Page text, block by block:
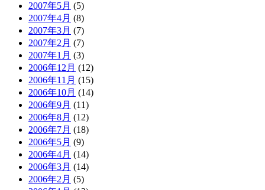
2007年5月 (5)
2007年4月 (8)
2007年3月 (7)
2007年2月 (7)
2007年1月 (3)
2006年12月 (12)
2006年11月 (15)
2006年10月 (14)
2006年9月 (11)
2006年8月 (12)
2006年7月 (18)
2006年5月 (9)
2006年4月 (14)
2006年3月 (14)
2006年2月 (5)